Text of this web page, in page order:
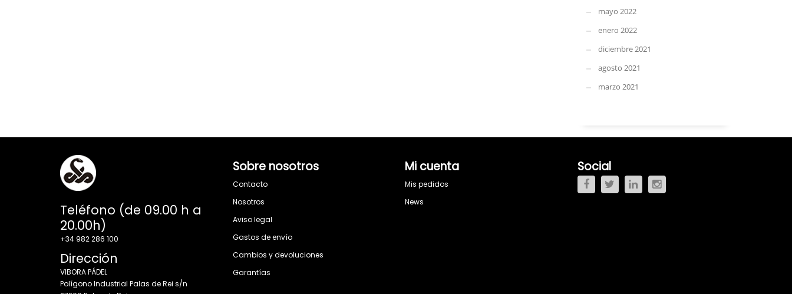
mayo 2022
enero 2022
diciembre 2021
agosto 2021
marzo 2021
Teléfono (de 09.00 h a
20.00h)
+34 982 286 100
Dirección
VIBORA PÁDEL
Polígono Industrial Palas de Rei s/n
Sobre nosotros
Contacto
Nosotros
Aviso legal
Gastos de envío
Cambios y devoluciones
Garantías
Mi cuenta
Mis pedidos
News
Social